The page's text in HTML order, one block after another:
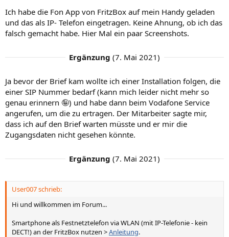
m
e
m
e
Ich habe die Fon App von FritzBox auf mein Handy geladen
und das als IP- Telefon eingetragen. Keine Ahnung, ob ich das
falsch gemacht habe. Hier Mal ein paar Screenshots.
Ergänzung (7. Mai 2021)
Ja bevor der Brief kam wollte ich einer Installation folgen, die
einer SIP Nummer bedarf (kann mich leider nicht mehr so
genau erinnern 🤪) und habe dann beim Vodafone Service
angerufen, um die zu ertragen. Der Mitarbeiter sagte mir,
dass ich auf den Brief warten müsste und er mir die
Zugangsdaten nicht gesehen könnte.
Ergänzung (7. Mai 2021)
User007 schrieb:
Hi und willkommen im Forum...
Smartphone als Festnetztelefon via WLAN (mit IP-Telefonie - kein
DECT!) an der FritzBox nutzen >Anleitung.